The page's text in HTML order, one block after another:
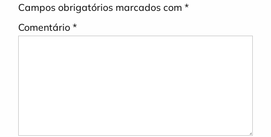
Campos obrigatórios marcados com *
Comentário *